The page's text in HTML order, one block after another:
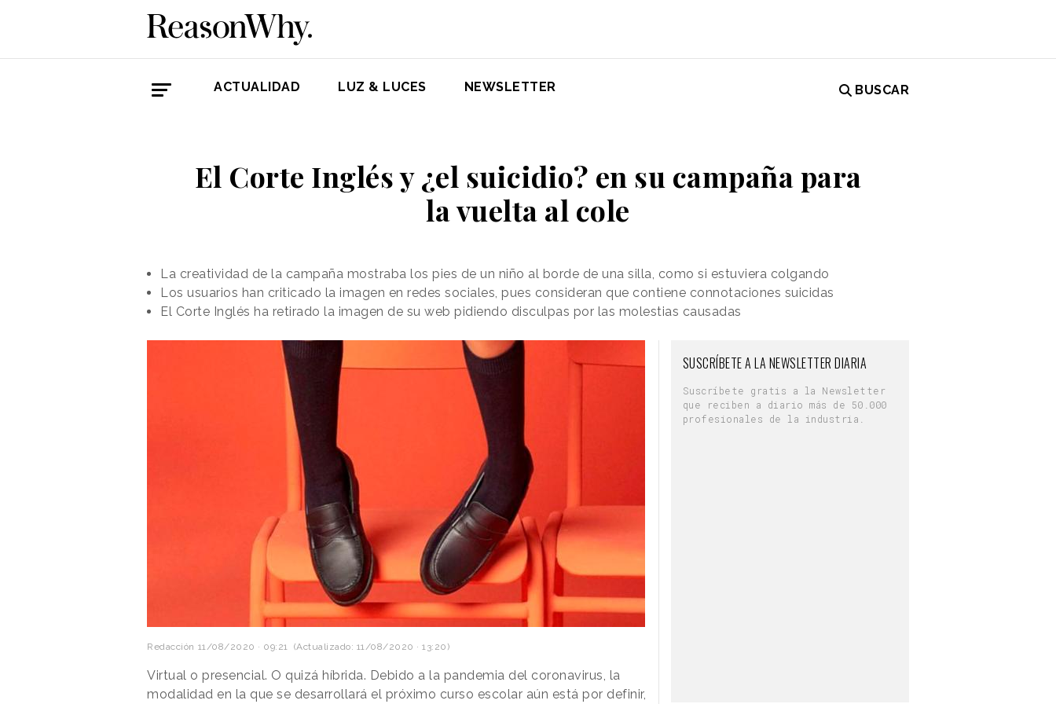
ACTUALIDAD LUZ & LUCES NEWSLETTER BUSCAR
El Corte Inglés y ¿el suicidio? en su campaña para
la vuelta al cole
La creatividad de la campaña mostraba los pies de un niño al borde de una silla, como si estuviera colgando
Los usuarios han criticado la imagen en redes sociales, pues consideran que contiene connotaciones suicidas
El Corte Inglés ha retirado la imagen de su web pidiendo disculpas por las molestias causadas
Redacción 11/08/2020 · 09:21 (Actualizado: 11/08/2020 · 13:20)
Virtual o presencial. O quizá híbrida. Debido a la pandemia del coronavirus, la
modalidad en la que se desarrollará el próximo curso escolar aún está por definir,
SUSCRÍBETE A LA NEWSLETTER DIARIA
Suscríbete gratis a la Newsletter
que reciben a diario más de 50.000
profesionales de la industria.